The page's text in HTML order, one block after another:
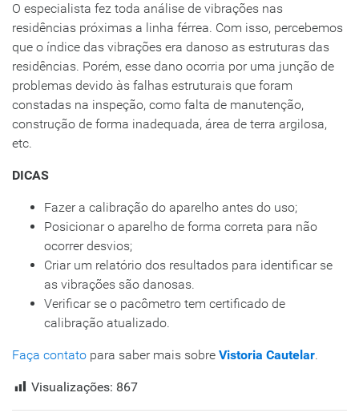
O especialista fez toda análise de vibrações nas
residências próximas a linha férrea. Com isso, percebemos
que o índice das vibrações era danoso as estruturas das
residências. Porém, esse dano ocorria por uma junção de
problemas devido às falhas estruturais que foram
constadas na inspeção, como falta de manutenção,
construção de forma inadequada, área de terra argilosa,
etc.
DICAS
Fazer a calibração do aparelho antes do uso;
Posicionar o aparelho de forma correta para não
ocorrer desvios;
Criar um relatório dos resultados para identificar se
as vibrações são danosas.
Verificar se o pacômetro tem certificado de
calibração atualizado.
Faça contato para saber mais sobre Vistoria Cautelar.
Visualizações: 867